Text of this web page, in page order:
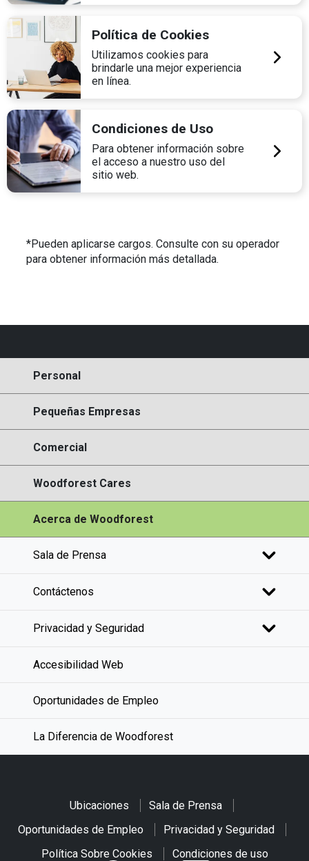
Política de Cookies
Utilizamos cookies para
brindarle una mejor experiencia
en línea.
Condiciones de Uso
Para obtener información sobre
el acceso a nuestro uso del
sitio web.
*Pueden aplicarse cargos. Consulte con su operador
para obtener información más detallada.
Personal
Pequeñas Empresas
Comercial
Woodforest Cares
Acerca de Woodforest
Sala de Prensa
Contáctenos
Privacidad y Seguridad
Accesibilidad Web
Oportunidades de Empleo
La Diferencia de Woodforest
Ubicaciones
Sala de Prensa
Oportunidades de Empleo
Privacidad y Seguridad
Política Sobre Cookies
Condiciones de uso